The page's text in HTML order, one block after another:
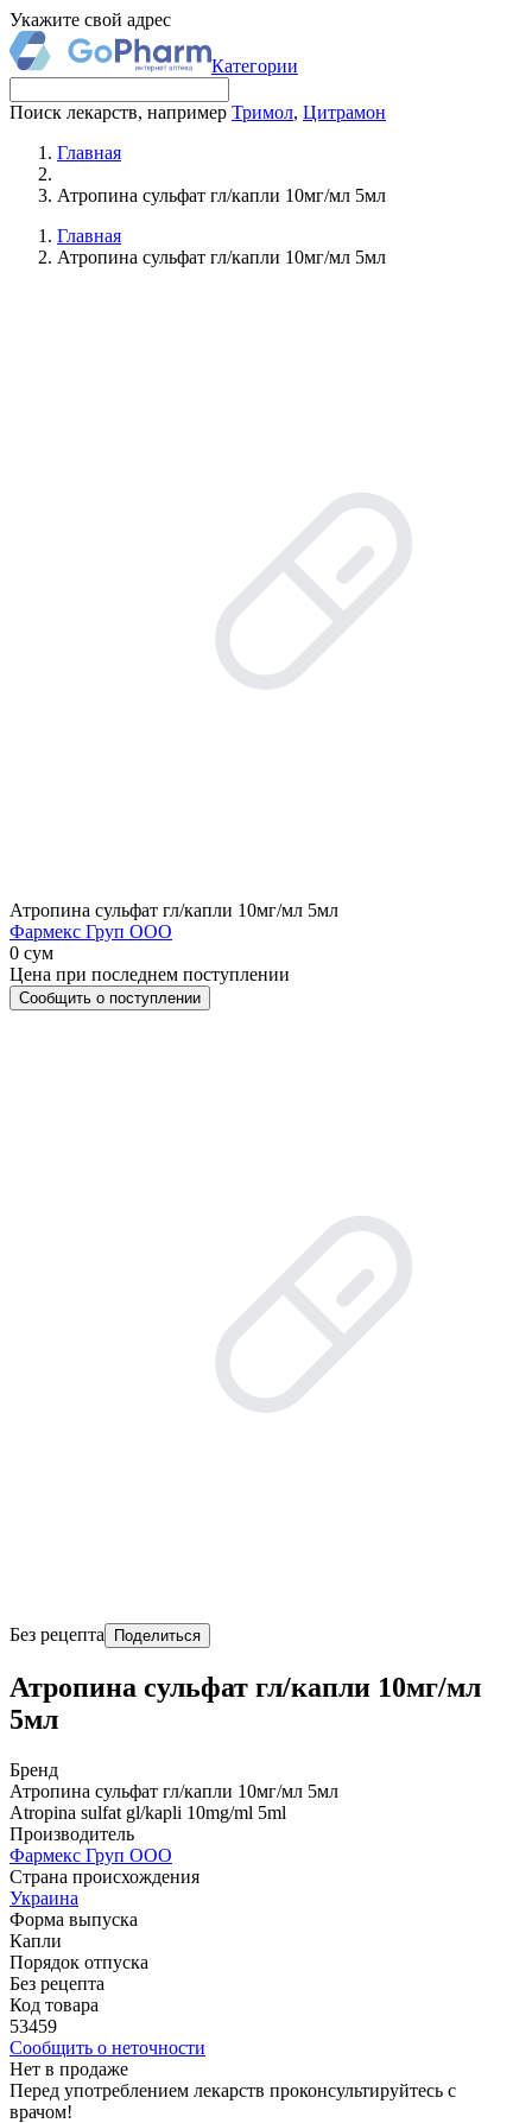
Укажите свой адрес
Категории
Поиск лекарств, например Тримол, Цитрамон
Главная
Атропина сульфат гл/капли 10мг/мл 5мл
Главная
Атропина сульфат гл/капли 10мг/мл 5мл
Атропина сульфат гл/капли 10мг/мл 5мл
Фармекс Груп ООО
0 сум
Цена при последнем поступлении
Сообщить о поступлении
Без рецепта Поделиться
Атропина сульфат гл/капли 10мг/мл
5мл
Бренд
Атропина сульфат гл/капли 10мг/мл 5мл
Atropina sulfat gl/kapli 10mg/ml 5ml
Производитель
Фармекс Груп ООО
Страна происхождения
Украина
Форма выпуска
Капли
Порядок отпуска
Без рецепта
Код товара
53459
Сообщить о неточности
Нет в продаже
Перед употреблением лекарств проконсультируйтесь с
врачом!